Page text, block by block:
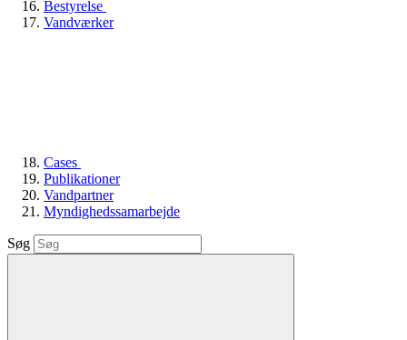
Bestyrelse
Vandværker
Cases
Publikationer
Vandpartner
Myndighedssamarbejde
Søg